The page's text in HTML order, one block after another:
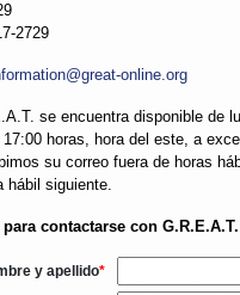
2729
online.org
se encuentra disponible de
horas, hora del este, a
su correo fuera de horas
hábil siguiente.
contactarse con
y apellido*